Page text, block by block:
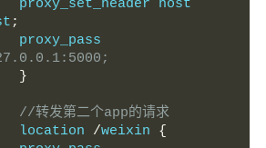
;
}
//转发第二个app的请求
           location
/weixin {